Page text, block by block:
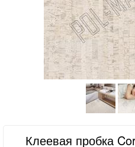
Клеевая пробка